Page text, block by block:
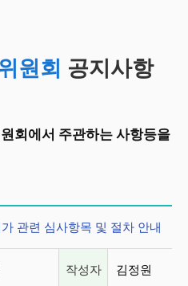
원회 공지사항
회에서 주관하는 사항등을
관련 심사항목 및 절차 안내
작성자 김정원